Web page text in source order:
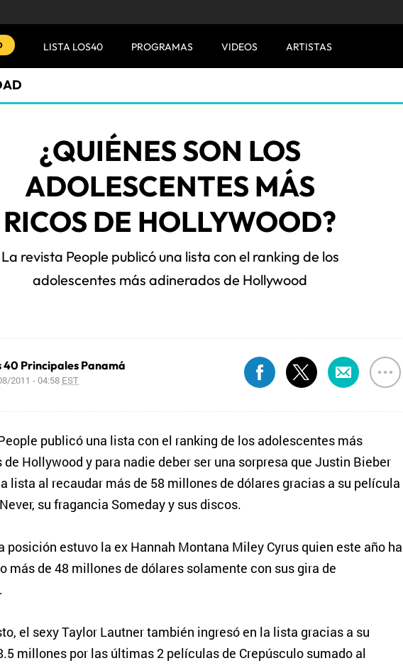
LISTA LOS40 PROGRAMAS VIDEOS ARTISTAS
¿QUIÉNES SON LOS
ADOLESCENTES MÁS
RICOS DE HOLLYWOOD?
La revista People publicó una lista con el ranking de los
adolescentes más adinerados de Hollywood
40 Principales Panamá
2011 - 04:58 EST
publicó una lista con el ranking de los adolescentes más
de Hollywood y para nadie deber ser una sorpresa que Justin Bieber
lista al recaudar más de 58 millones de dólares gracias a su película
su fragancia Someday y sus discos.
posición estuvo la ex Hannah Montana Miley Cyrus quien este año ha
más de 48 millones de dólares solamente con sus gira de
el sexy Taylor Lautner también ingresó en la lista gracias a su
millones por las últimas 2 películas de Crepúsculo sumado al